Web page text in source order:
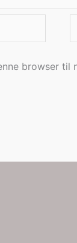
browser til